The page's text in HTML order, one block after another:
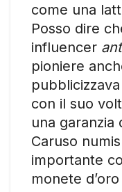
come una
Posso dire
influencer
pioniere
con il suo
una garanzia
Caruso
importante
monete